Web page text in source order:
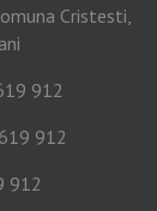
Cristesti,
912
912
912